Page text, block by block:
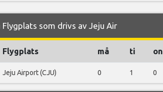
som drivs av Jeju Air
Flygplats må ti on
Jeju Airport (CJU) 0 1 0